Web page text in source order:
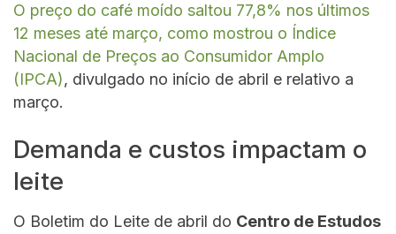
O preço do café moído saltou 77,8% nos últimos
12 meses até março, como mostrou o Índice
Nacional de Preços ao Consumidor Amplo
(IPCA), divulgado no início de abril e relativo a
março.
Demanda e custos impactam o
leite
O Boletim do Leite de abril do Centro de Estudos